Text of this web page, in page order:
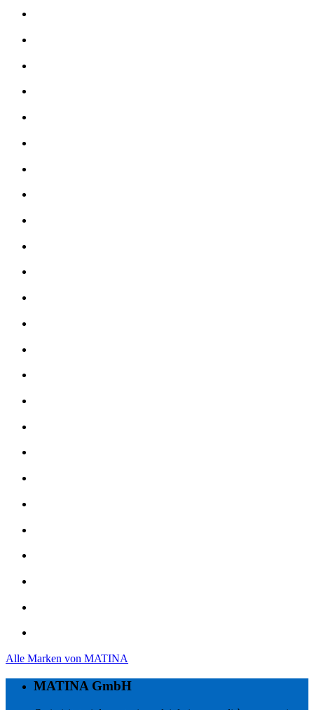
Alle Marken von MATINA
MATINA GmbH